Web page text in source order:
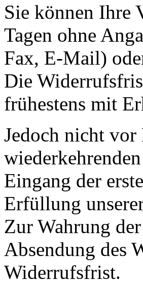
Sie können Ihre
Tagen ohne
Fax, E-Mail)
Die
frühestens mit
Jedoch nicht vor
Eingang der
Erfüllung
Zur Wahrung
Absendung des
Widerrufsfrist.